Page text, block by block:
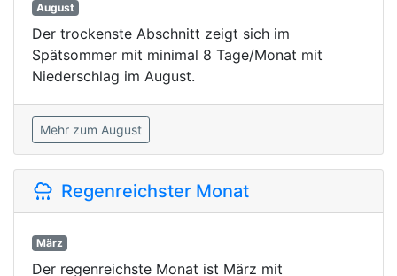
August
Der trockenste Abschnitt zeigt sich im
Spätsommer mit minimal 8 Tage/Monat mit
Niederschlag im August.
Mehr zum August
Regenreichster Monat
März
Der regenreichste Monat ist März mit